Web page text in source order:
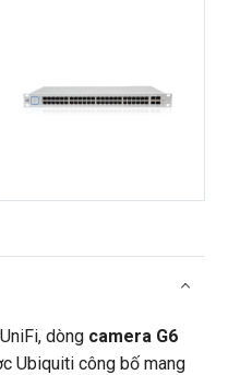
dòng camera G6
Ubiquiti công bố mang